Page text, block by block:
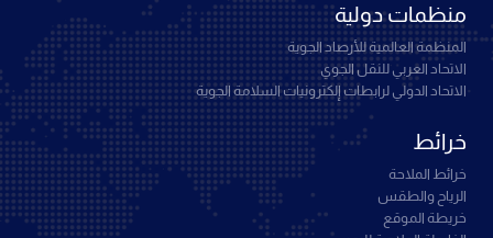
منظمات دولية
المنظمة العالمية للأرصاد الجوية
الاتحاد العربي للنقل الجوي
الاتحاد الدولي لرابطات إلكترونيات السلامة الجوية
خرائط
خرائط الملاحة
الرياح والطقس
خريطة الموقع